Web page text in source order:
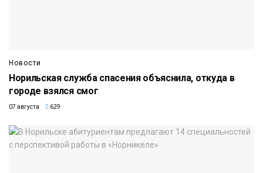
Новости
Норильская служба спасения объяснила, откуда в
городе взялся смог
07 августа 629